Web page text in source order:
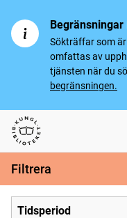
Sökträffar som
omfattas av
tjänsten när du
begränsningen.
Svenska tidningar
Filtrera
Tidsperiod